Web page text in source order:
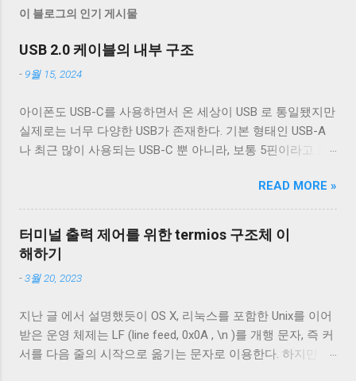
다는 문제를 해결하기 때문에 보통은 data composition에
case class 를 사용한다. case class 를 사용하면, 실제로는
다른 같은 타입들의 묶음과 구분할 수 있을 뿐 아니라, 내부
값에 이름으로 접근해 꺼낼 수 있어서 내부 값을 더 쉽게 읽을
이 블로그의 인기 게시물
USB 2.0 케이블의 내부 구조
- 9월 15, 2024
아이폰도 USB-C를 사용하면서 온 세상이 USB 로 통일됐지만
실제로는 너무 다양한 USB가 존재한다. 기본 형태인 USB-A
나 최근 많이 사용되는 USB-C 뿐 아니라, 보통 5핀이라고 불
그래도 컨넥터는 모양이 다르기 때문에 쉽게 구분할 수 있는
데 케이블은 답이 없다. 겉으로는 똑같아 보이는 케이블이라
도 어떤 케이블은 데이터 통신이 안 되고 어떤 케이블은 데이
터 통신이 가능하다. 이런 차이는 케이블 내부 구성에 따라 발
생한다. 이번 글에서는 USB 2.0 케이블의 내부를 통해 USB 케
이블에 대해 자세히 알아보겠다. Micro-B 케이블의 편조 차폐
2.0 케이블의 피복을 벗겨낸 것이다. 절연체 아래로 금속 선이
있는 것을 알 수 있다. 이 선들은 금속 선이지만 전선은 아니
다. 이 선은 전자기 차폐를 목적으로 들어간 금속 선이다. 실
READ MORE »
터미널 출력 제어를 위한 termios 구조체 이
해하기
-3월 20, 2023
지난 글 에서 설명했듯이 OS X, 리눅스를 포함한 Unix를 이어
받은 운영 체제는 LF (line feed, 0x0A , \n )를 개행 문자, 즉 커
서를 다음 줄의 시작으로 옮기는 문자로 이용한다. 하지만 표